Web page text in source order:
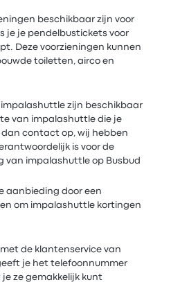
beschikbaar zijn voor
je je pendelbustickets voor
Deze voorzieningen kunnen
toiletten, airco en
zijn beschikbaar
van impalashuttle die je
dan contact op, wij hebben
is voor de
van impalashuttle op Busbud
aanbieding door een
om impalashuttle kortingen
de klantenservice van
je het telefoonnummer
ze gemakkelijk kunt